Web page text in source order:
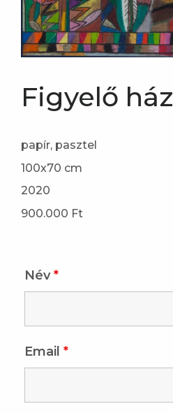
Figyelő ház
papír, pasztel
100x70 cm
2020
900.000 Ft
Név*
Email *